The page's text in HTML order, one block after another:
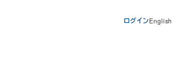
ログインEnglish